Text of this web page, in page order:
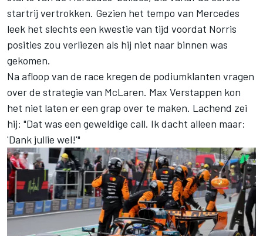
startrij vertrokken. Gezien het tempo van Mercedes
leek het slechts een kwestie van tijd voordat Norris
posities zou verliezen als hij niet naar binnen was
gekomen.
Na afloop van de race kregen de podiumklanten vragen
over de strategie van McLaren. Max Verstappen kon
het niet laten er een grap over te maken. Lachend zei
hij: "Dat was een geweldige call. Ik dacht alleen maar:
'Dank jullie wel!'"